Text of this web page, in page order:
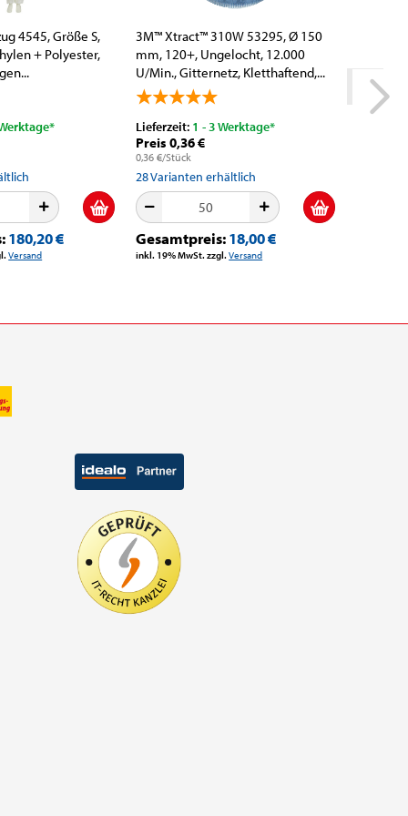
4545, Größe S,
+ Polyester,
180,20 €
Versand
3M™ Xtract™ 310W 53295, Ø 150
mm, 120+, Ungelocht, 12.000
U/Min., Gitternetz, Kletthaftend,...
Lieferzeit: 1 - 3 Werktage*
Preis 0,36 €
0,36 €/Stück
28Varianten erhältlich
Gesamtpreis:18,00 €
inkl. 19% MwSt. zzgl.Versand